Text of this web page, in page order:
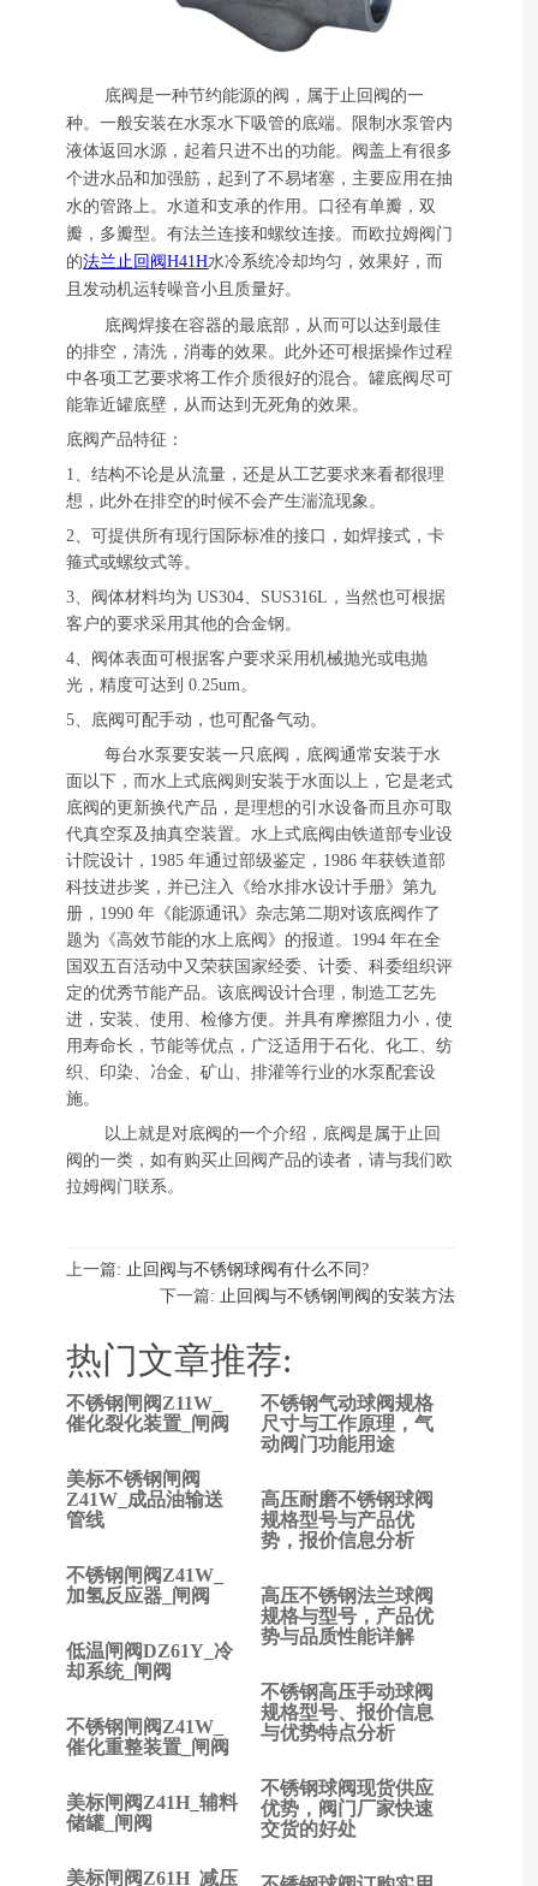
底阀是一种节约能源的阀，属于止回阀的一
种。一般安装在水泵水下吸管的底端。限制水泵管内
液体返回水源，起着只进不出的功能。阀盖上有很多
个进水品和加强筋，起到了不易堵塞，主要应用在抽
水的管路上。水道和支承的作用。口径有单瓣，双
瓣，多瓣型。有法兰连接和螺纹连接。而欧拉姆阀门
的法兰止回阀H41H水冷系统冷却均匀，效果好，而
且发动机运转噪音小且质量好。
底阀焊接在容器的最底部，从而可以达到最佳
的排空，清洗，消毒的效果。此外还可根据操作过程
中各项工艺要求将工作介质很好的混合。罐底阀尽可
能靠近罐底壁，从而达到无死角的效果。
底阀产品特征：
1、结构不论是从流量，还是从工艺要求来看都很理
想，此外在排空的时候不会产生湍流现象。
2、可提供所有现行国际标准的接口，如焊接式，卡
箍式或螺纹式等。
3、阀体材料均为 US304、SUS316L，当然也可根据
客户的要求采用其他的合金钢。
4、阀体表面可根据客户要求采用机械抛光或电抛
光，精度可达到 0.25um。
5、底阀可配手动，也可配备气动。
每台水泵要安装一只底阀，底阀通常安装于水
面以下，而水上式底阀则安装于水面以上，它是老式
底阀的更新换代产品，是理想的引水设备而且亦可取
代真空泵及抽真空装置。水上式底阀由铁道部专业设
计院设计，1985 年通过部级鉴定，1986 年获铁道部
科技进步奖，并已注入《给水排水设计手册》第九
册，1990 年《能源通讯》杂志第二期对该底阀作了
题为《高效节能的水上底阀》的报道。1994 年在全
国双五百活动中又荣获国家经委、计委、科委组织评
定的优秀节能产品。该底阀设计合理，制造工艺先
进，安装、使用、检修方便。并具有摩擦阻力小，使
用寿命长，节能等优点，广泛适用于石化、化工、纺
织、印染、冶金、矿山、排灌等行业的水泵配套设
施。
以上就是对底阀的一个介绍，底阀是属于止回
阀的一类，如有购买止回阀产品的读者，请与我们欧
拉姆阀门联系。
上一篇: 止回阀与不锈钢球阀有什么不同?
下一篇: 止回阀与不锈钢闸阀的安装方法
热门文章推荐:
不锈钢闸阀Z11W_
催化裂化装置_闸阀
美标不锈钢闸阀
Z41W_成品油输送
管线
不锈钢闸阀Z41W_
加氢反应器_闸阀
低温闸阀DZ61Y_冷
却系统_闸阀
不锈钢闸阀Z41W_
催化重整装置_闸阀
美标闸阀Z41H_辅料
储罐_闸阀
美标闸阀Z61H_减压
不锈钢气动球阀规格
尺寸与工作原理，气
动阀门功能用途
高压耐磨不锈钢球阀
规格型号与产品优
势，报价信息分析
高压不锈钢法兰球阀
规格与型号，产品优
势与品质性能详解
不锈钢高压手动球阀
规格型号、报价信息
与优势特点分析
不锈钢球阀现货供应
优势，阀门厂家快速
交货的好处
上
一
止
回
阀
不
锈
球
阀
有
么
不
同?